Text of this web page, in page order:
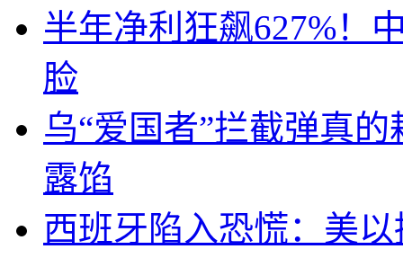
半年净利狂飙627%！
脸
乌“爱国者”拦截弹真
露馅
西班牙陷入恐慌：美